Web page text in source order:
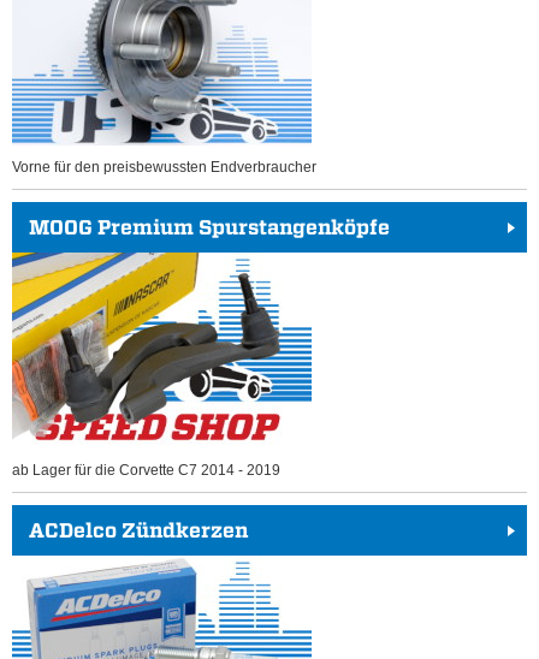
Vorne für den preisbewussten Endverbraucher
MOOG Premium Spurstangenköpfe
ab Lager für die Corvette C7 2014 - 2019
ACDelco Zündkerzen